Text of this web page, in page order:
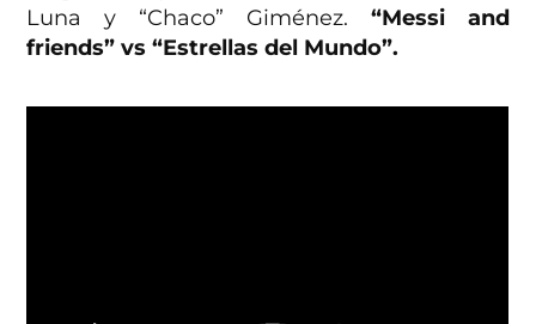
Luna y “Chaco” Giménez. “Messi and
friends” vs “Estrellas del Mundo”.